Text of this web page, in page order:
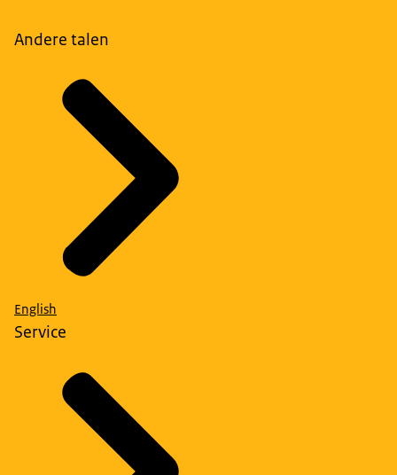
Andere talen
English
Service